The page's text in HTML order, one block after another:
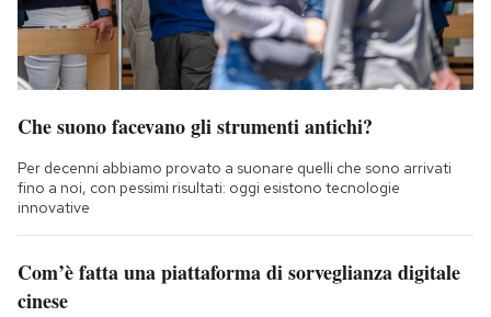
Che suono facevano gli strumenti antichi?
Per decenni abbiamo provato a suonare quelli che sono arrivati
fino a noi, con pessimi risultati: oggi esistono tecnologie
innovative
Com’è fatta una piattaforma di sorveglianza digitale
cinese